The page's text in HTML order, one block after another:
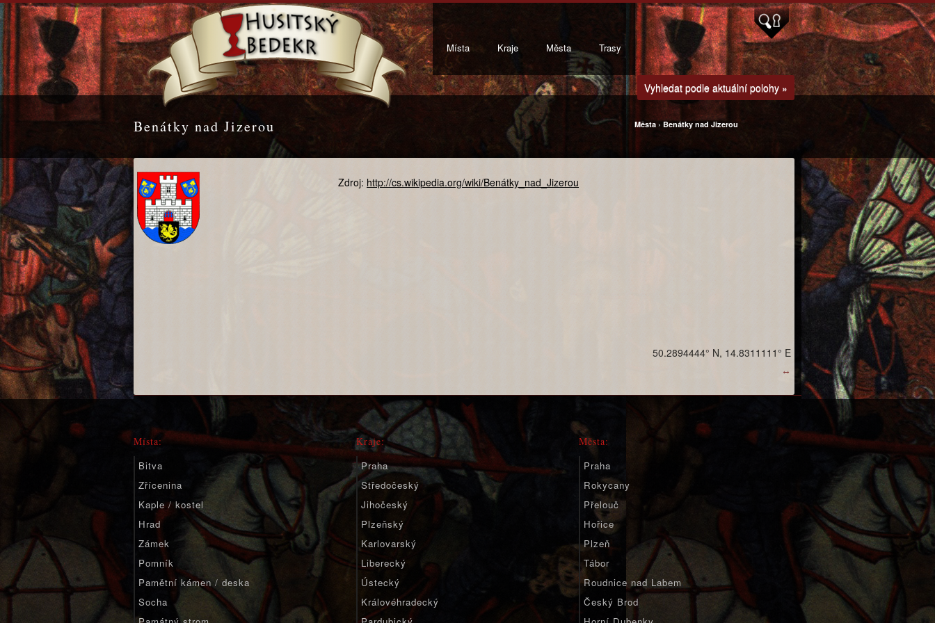
Místa Kraje Města Trasy
Vyhledat podle aktuální polohy »
Benátky nad Jizerou Města ›Benátky nad Jizerou
Zdroj: http://cs.wikipedia.org/wiki/Benátky_nad_Jizerou
↔
50.2894444° N, 14.8311111° E
Místa:
Bitva
Zřícenina
Kaple / kostel
Hrad
Zámek
Pomník
Pamětní kámen / deska
Socha
Kraje:
Praha
Středočeský
Jihočeský
Plzeňský
Karlovarský
Liberecký
Ústecký
Královéhradecký
Města:
Praha
Rokycany
Přelouč
Hořice
Plzeň
Tábor
Roudnice nad Labem
Český Brod